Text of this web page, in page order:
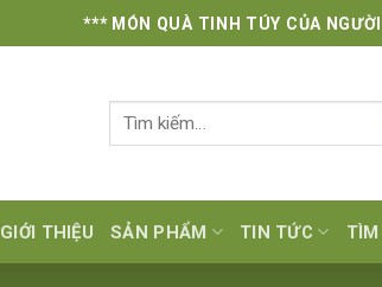
*** MÓN QUÀ TINH TÚY CỦA
Tìm
GIỚI THIỆU SẢN PHẨM TIN TỨC TÌM